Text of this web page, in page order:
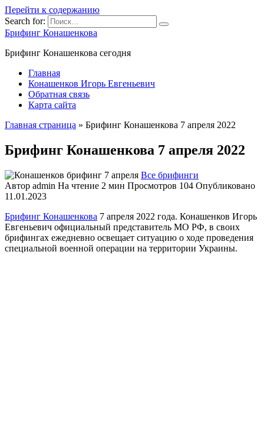
Перейти к содержанию
Search for:
Брифинг Конашенкова
Брифинг Конашенкова сегодня
Главная
Конашенков Игорь Евгеньевич
Обратная связь
Карта сайта
Главная страница » Брифинг Конашенкова 7 апреля 2022
Брифинг Конашенкова 7 апреля 2022
Все брифинги
Автор admin На чтение 2 мин Просмотров 104 Опубликовано
11.01.2023
Брифинг Конашенкова 7 апреля 2022 года. Конашенков Игорь
Евгеньевич официальный представитель МО РФ, в своих
брифингах ежедневно освещает ситуацию о ходе проведения
специальной военной операции на территории Украины.